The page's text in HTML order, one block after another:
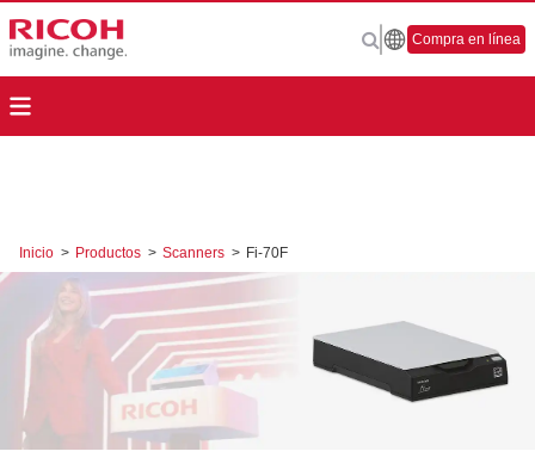
Compra en línea
Inicio > Productos > Scanners > Fi-70F